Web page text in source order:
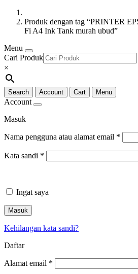
Produk dengan tag “PRINTER
Fi A4 Ink Tank murah ubud”
Menu
Cari Produk
×
Search Account Cart Menu
Account
Masuk
Nama pengguna atau alamat email *
Kata sandi *
Ingat saya
Masuk
Kehilangan kata sandi?
Daftar
Alamat email *